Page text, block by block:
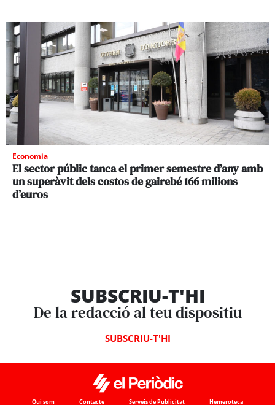
Economia
El sector públic tanca el primer semestre d’any amb
un superàvit dels costos de gairebé 166 milions
d’euros
SUBSCRIU-T'HI
De la redacció al teu dispositiu
SUBSCRIU-T'HI
Qui som Contacte Serveis de Publicitat Hemeroteca